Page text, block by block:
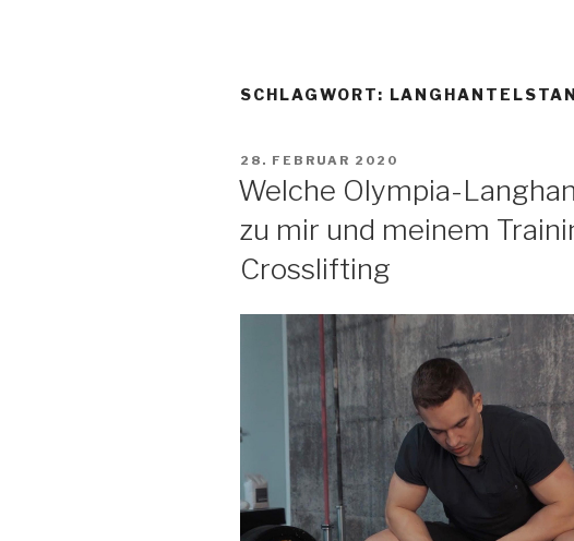
SCHLAGWORT:
VERÖFFENTLICHT
28. FEBRUAR 2020
Welche Olympia-
zu mir und meinem
Crosslifting